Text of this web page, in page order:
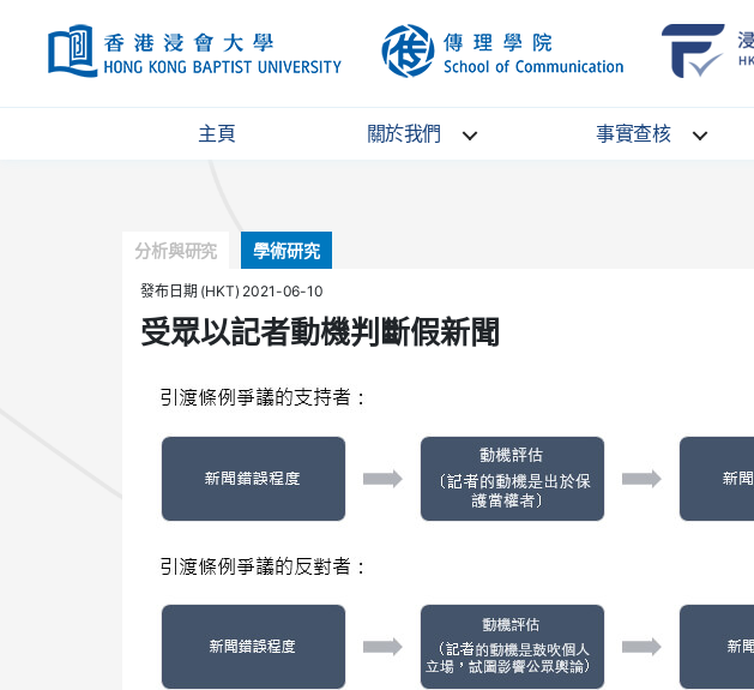
HKBU
School
Communication
主頁 關於我們 事實查核
Categories
分析與研究 學術研究
發布日期 (HKT) 2021-06-10
受眾以記者動機判斷假新聞